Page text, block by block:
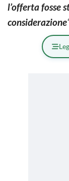
l’offerta fosse
considerazione